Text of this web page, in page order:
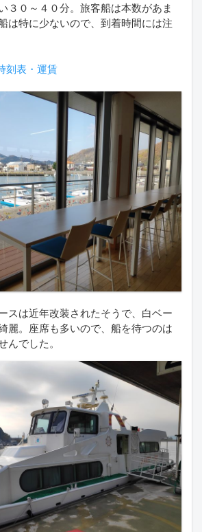
３０～４０分。旅客船は本数があま
は特に少ないので、到着時間には注
刻表・運賃
スは近年改装されたそうで、白ベー
麗。座席も多いので、船を待つのは
んでした。